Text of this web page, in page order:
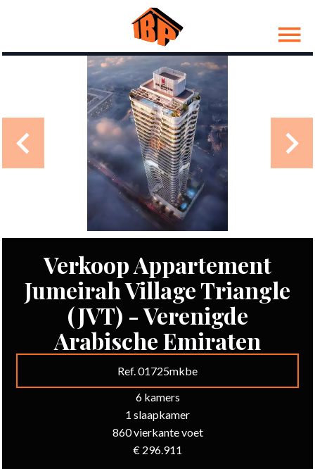
Verkoop Appartement
Jumeirah Village Triangle
(JVT) - Verenigde
Arabische Emiraten
Ref. 01725mkbe
6 kamers
1 slaapkamer
860 vierkante voet
€ 296.911